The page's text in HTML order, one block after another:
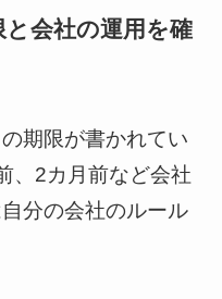
会社の運用を確
期限が書かれてい
、2カ月前など会社
分の会社のルール